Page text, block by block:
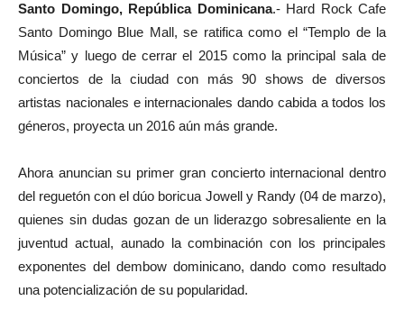
Santo Domingo, República Dominicana.- Hard Rock Cafe
Santo Domingo Blue Mall, se ratifica como el “Templo de la
Música” y luego de cerrar el 2015 como la principal sala de
conciertos de la ciudad con más 90 shows de diversos
artistas nacionales e internacionales dando cabida a todos los
géneros, proyecta un 2016 aún más grande.
Ahora anuncian su primer gran concierto internacional dentro
del reguetón con el dúo boricua Jowell y Randy (04 de marzo),
quienes sin dudas gozan de un liderazgo sobresaliente en la
juventud actual, aunado la combinación con los principales
exponentes del dembow dominicano, dando como resultado
una potencialización de su popularidad.